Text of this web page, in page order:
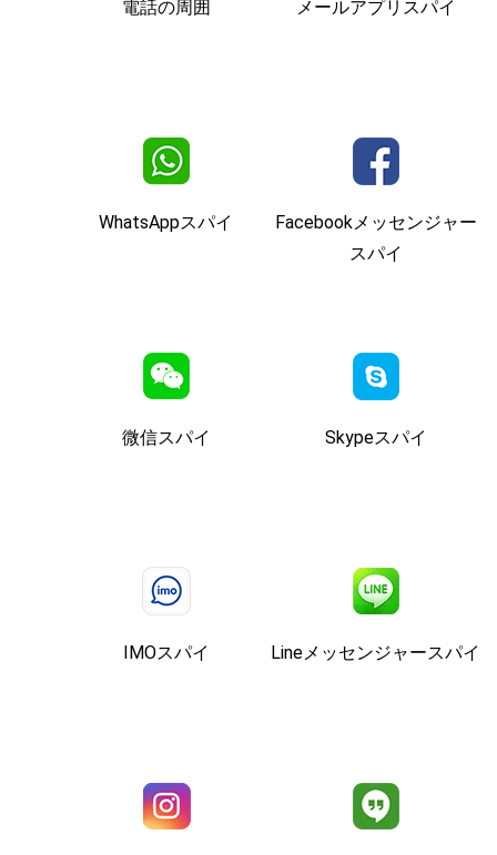
電話の周囲 メールアプリスパイ
WhatsAppスパイ
Facebookメッセンジャー
スパイ
微信スパイ Skypeスパイ
IMOスパイ Lineメッセンジャースパイ